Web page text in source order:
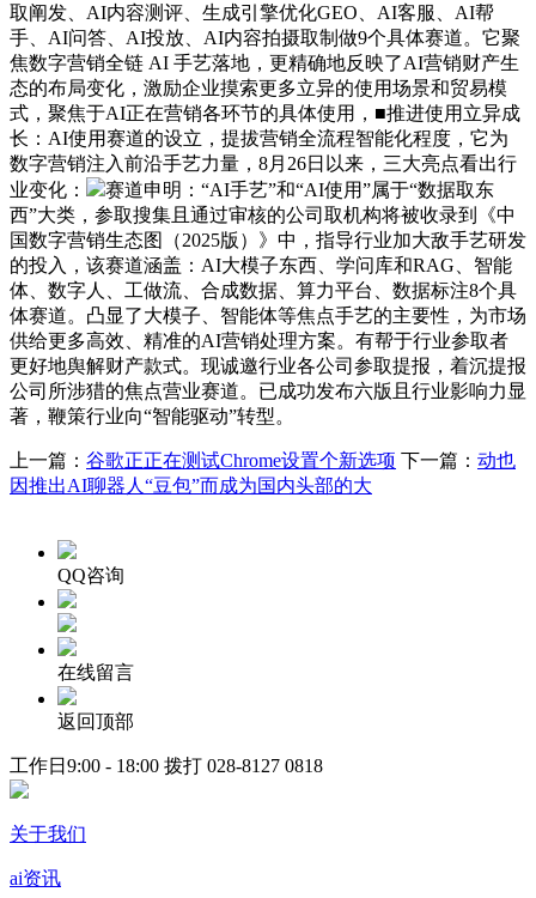
取阐发、AI内容测评、生成引擎优化GEO、AI客服、AI帮
手、AI问答、AI投放、AI内容拍摄取制做9个具体赛道。它聚
焦数字营销全链 AI 手艺落地，更精确地反映了AI营销财产生
态的布局变化，激励企业摸索更多立异的使用场景和贸易模
式，聚焦于AI正在营销各环节的具体使用，■推进使用立异成
长：AI使用赛道的设立，提拔营销全流程智能化程度，它为
数字营销注入前沿手艺力量，8月26日以来，三大亮点看出行
业变化：
赛道申明：“AI手艺”和“AI使用”属于“数据取东
西”大类，参取搜集且通过审核的公司取机构将被收录到《中
国数字营销生态图（2025版）》中，指导行业加大敌手艺研发
的投入，该赛道涵盖：AI大模子东西、学问库和RAG、智能
体、数字人、工做流、合成数据、算力平台、数据标注8个具
体赛道。凸显了大模子、智能体等焦点手艺的主要性，为市场
供给更多高效、精准的AI营销处理方案。有帮于行业参取者
更好地舆解财产款式。现诚邀行业各公司参取提报，着沉提报
公司所涉猎的焦点营业赛道。已成功发布六版且行业影响力显
著，鞭策行业向“智能驱动”转型。
上一篇： 谷歌正正在测试Chrome设置个新选项 下一篇： 动也
因推出AI聊器人“豆包”而成为国内头部的大
QQ咨询
在线留言
返回顶部
工作日9:00 - 18:00 拨打 028-8127 0818
关于我们
ai资讯